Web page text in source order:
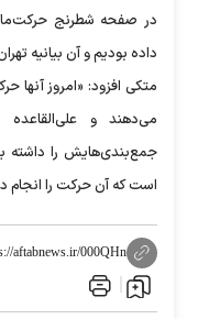
در صفحه شطرنج حركت‌مان
داده بوديم و آن بيانيه
متكی افزود: «امروز
می‌دهند و
جمع‌بندی‌هايش را
است كه آن حركت را انجام
aftabnews.ir/000QHn